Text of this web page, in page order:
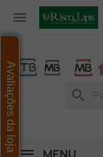

search
Avaliações da loja